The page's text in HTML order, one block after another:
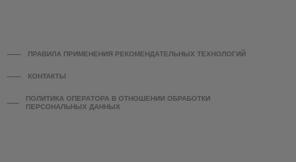
ПРАВИЛА ПРИМЕНЕНИЯ РЕКОМЕНДАТЕЛЬНЫХ ТЕХНОЛОГИЙ
КОНТАКТЫ
ПОЛИТИКА ОПЕРАТОРА В ОТНОШЕНИИ ОБРАБОТКИ
ПЕРСОНАЛЬНЫХ ДАННЫХ